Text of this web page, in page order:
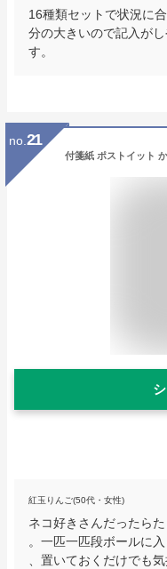
16種類セットで状況に
分の大きいので記入が
す。
no. 21
紅玉りんご(50代・女性)
ネコ好きさんだったら
。一匹一匹段ボールに
、置いておくだけでも